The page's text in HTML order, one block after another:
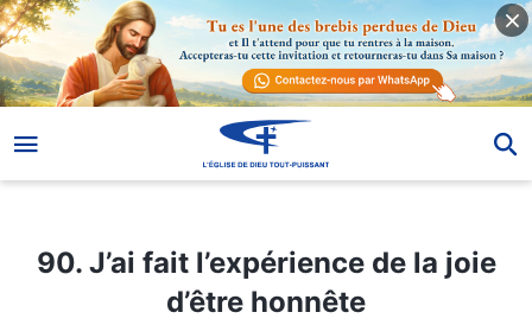
90. J’ai fait l’expérience de la joie d’être honnête
90. J’ai fait l’expérience de la joie
d’être honnête